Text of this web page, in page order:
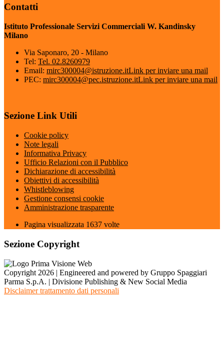
Contatti
Istituto Professionale Servizi Commerciali W. Kandinsky
Milano
Via Saponaro, 20 - Milano
Tel: Tel. 02.8260979
Email: mirc300004@istruzione.itLink per inviare una mail
PEC: mirc300004@pec.istruzione.itLink per inviare una mail
Sezione Link Utili
Cookie policy
Note legali
Informativa Privacy
Ufficio Relazioni con il Pubblico
Dichiarazione di accessibilità
Obiettivi di accessibilità
Whistleblowing
Gestione consensi cookie
Amministrazione trasparente
Pagina visualizzata 1637 volte
Sezione Copyright
Copyright 2026 | Engineered and powered by Gruppo Spaggiari
Parma S.p.A. | Divisione Publishing & New Social Media
Disclaimer trattamento dati personali